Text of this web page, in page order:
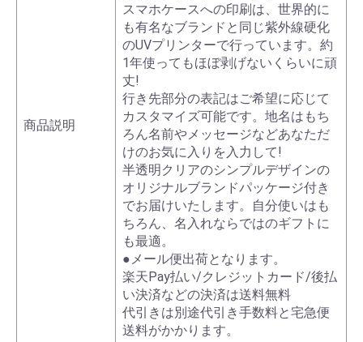
商品説明
スマホケースへの印刷は、世界的に
も有名なブランドと同じ紫外線硬化
のUVプリンターで行っています。約
1年使ってもほぼ剥げないくらいに頑
丈!
行き先部分の表記はご希望に応じて
カスタマイズ可能です。地名はもち
ろん名前やメッセージなどあなただ
けのお気に入りを入力して!
半透明クリアのシンプルデザインの
オリジナルブランドパッケージ付き
でお届けいたします。自分使いはも
ちろん、名入れならではのギフトに
も最適。
●メール便出荷となります。
楽天Pay払い/クレジットカード/後払
い決済などの決済は送料無料
代引きは別途代引き手数料と宅急便
送料がかかります。